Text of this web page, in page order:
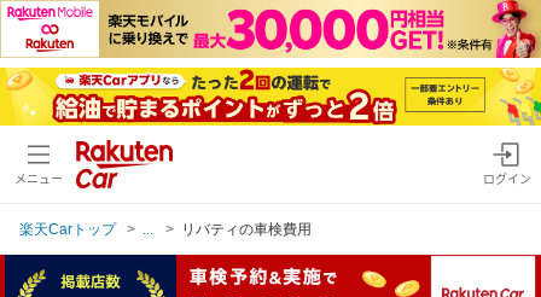
メニュー ログイン
楽天Carトップ リバティの車検費用